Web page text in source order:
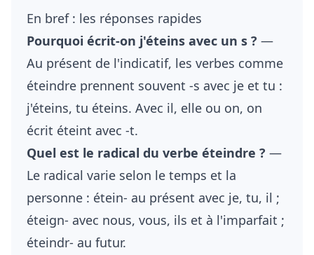
En bref : les réponses rapides
Pourquoi écrit-on j'éteins avec un s ? —
Au présent de l'indicatif, les verbes comme
éteindre prennent souvent -s avec je et tu :
j'éteins, tu éteins. Avec il, elle ou on, on
écrit éteint avec -t.
Quel est le radical du verbe éteindre ? —
Le radical varie selon le temps et la
personne : étein- au présent avec je, tu, il ;
éteign- avec nous, vous, ils et à l'imparfait ;
éteindr- au futur.